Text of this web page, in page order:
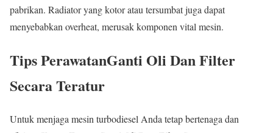
pabrikan. Radiator yang kotor atau tersumbat juga dapat
menyebabkan overheat, merusak komponen vital mesin.
Tips PerawatanGanti Oli Dan Filter
Secara Teratur
Untuk menjaga mesin turbodiesel Anda tetap bertenaga dan